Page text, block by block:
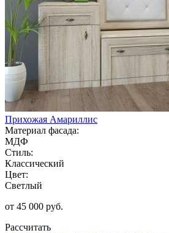
Прихожая Амариллис
Материал фасада:
МДФ
Стиль:
Классический
Цвет:
Светлый
от 45 000 руб.
Рассчитать